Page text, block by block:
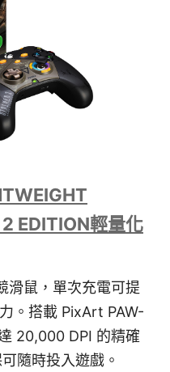
EDITION輕量化
滑鼠，單次充電可提
。搭載 PixArt PAW-
20,000 DPI 的精確
隨時投入遊戲。